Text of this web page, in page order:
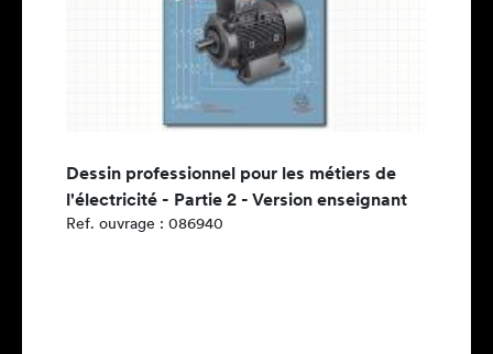
Dessin professionnel pour les métiers de
l'électricité - Partie 2 - Version enseignant
Ref. ouvrage : 086940